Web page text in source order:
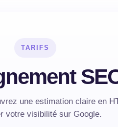
TARIFS
une estimation claire en
votre visibilité sur Google.